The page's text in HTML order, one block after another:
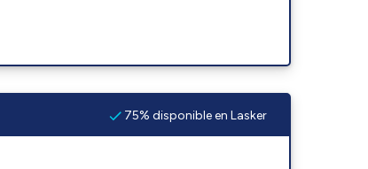
75% disponible en Lasker